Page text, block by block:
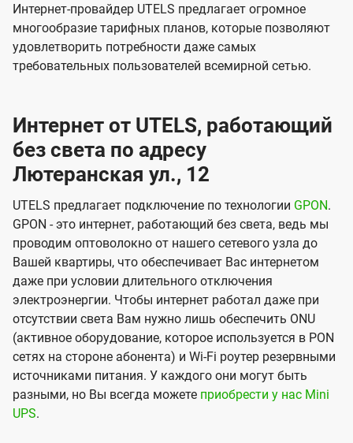
Интернет-провайдер UTELS предлагает огромное
многообразие тарифных планов, которые позволяют
удовлетворить потребности даже самых
требовательных пользователей всемирной сетью.
Интернет от UTELS, работающий
без света по адресу
Лютеранская ул., 12
UTELS предлагает подключение по технологии GPON.
GPON - это интернет, работающий без света, ведь мы
проводим оптоволокно от нашего сетевого узла до
Вашей квартиры, что обеспечивает Вас интернетом
даже при условии длительного отключения
электроэнергии. Чтобы интернет работал даже при
отсутствии света Вам нужно лишь обеспечить ONU
(активное оборудование, которое используется в PON
сетях на стороне абонента) и Wi-Fi роутер резервными
источниками питания. У каждого они могут быть
разными, но Вы всегда можете приобрести у нас Mini
UPS.